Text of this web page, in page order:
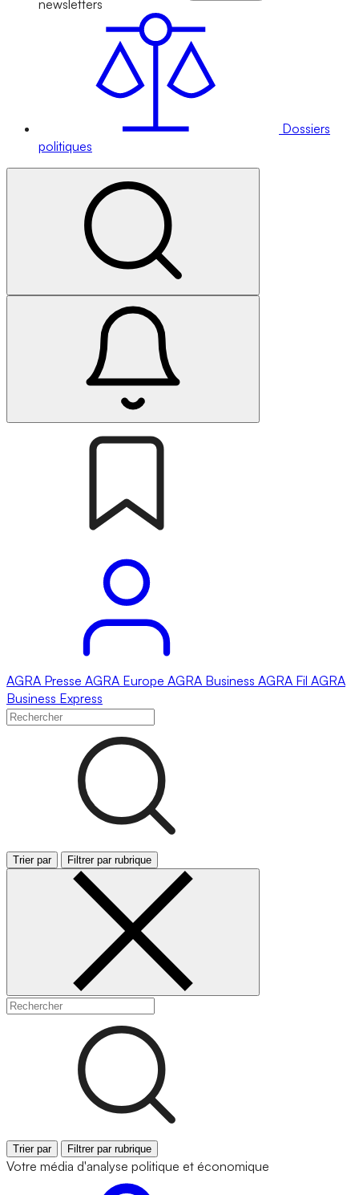
newsletters
Dossiers
politiques
AGRA Presse AGRA Europe AGRA Business AGRA Fil AGRA
Business Express
Trier par Filtrer par rubrique
Trier par Filtrer par rubrique
Votre média d'analyse politique et économique